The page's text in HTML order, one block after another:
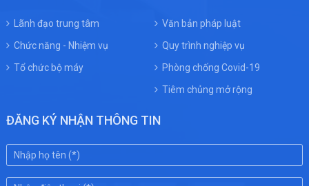
Lãnh đạo trung tâm
Chức năng - Nhiệm vụ
Tổ chức bộ máy
Văn bản pháp luật
Quy trình nghiệp vụ
Phòng chống Covid-19
Tiêm chủng mở rộng
ĐĂNG KÝ NHẬN THÔNG TIN